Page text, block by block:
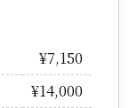
¥7,150
¥14,000